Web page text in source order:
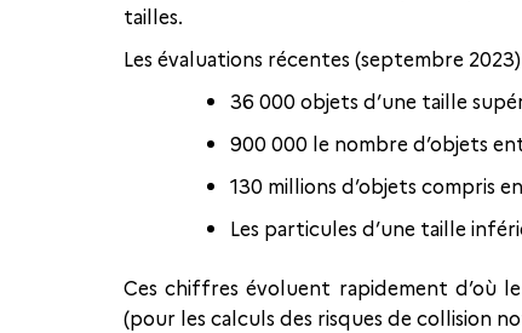
tailles.
Les évaluations récentes (septembre
36 000 objets d’une taille
900 000 le nombre d’objets
130 millions d’objets compris
Les particules d’une taille
Ces chiffres évoluent rapidement d’où
(pour les calculs des risques de collision